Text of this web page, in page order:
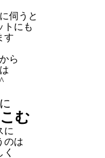
伺うと
トにも
す
ら
む
に
のは